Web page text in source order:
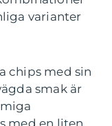
varianter
chips med sin
smak är
med en liten